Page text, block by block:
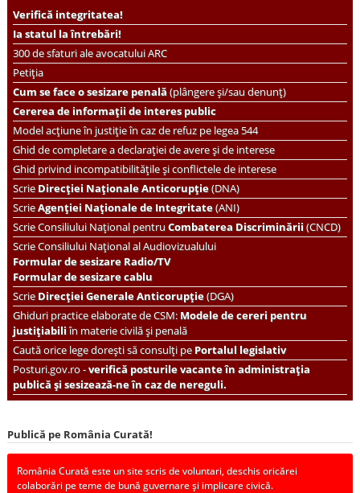
Verifică integritatea!
Ia statul la întrebări!
300 de sfaturi ale avocatului ARC
Petiția
Cum se face o sesizare penală(plângere și/sau denunț)
Cererea de informații de interes public
Model acțiune în justiție în caz de refuz pe legea 544
Ghid de completare a declarației de avere și de interese
Ghid privind incompatibilitățile și conflictele de interese
ScrieDirecției Naționale Anticorupție(DNA)
ScrieAgenției Naționale de Integritate(ANI)
ScrieConsiliului Național pentruCombaterea Discriminării(CNCD)
Scrie Consiliului Național al Audiovizualului
Formular de sesizare Radio/TV
Formular de sesizare cablu
ScrieDirecției Generale Anticorupție(DGA)
Ghiduri practice elaborate de CSM: Modele de cereri pentru
justițiabiliîn materie civilă și penală
Caută orice lege dorești să consulți pePortalul legislativ
Posturi.gov.ro -verifică posturile vacante în administrația
publică și sesizează-ne în caz de nereguli.
Publică pe România Curată!
România Curată este un site scris de voluntari, deschis oricărei
colaborări pe teme de bună guvernare și implicare civică.